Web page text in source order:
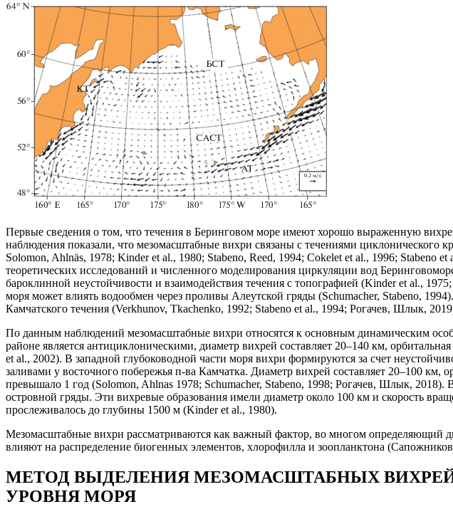
Первые сведения о том, что течения в Беринговом море имеют хорошо выраженную
наблюдения показали, что мезомасштабные вихри связаны с течениями циклонического
Solomon, Ahlnäs, 1978; Kinder et al., 1980; Stabeno, Reed, 1994; Cokelet et al., 1996;
теоретических исследований и численного моделирования циркуляции вод
бароклинной неустойчивости и взаимодействия течения с топографией (Kinder et al.,
моря может влиять водообмен через проливы Алеутской гряды (Schumacher, Stabeno,
Камчатского течения (Verkhunov, Tkachenko, 1992; Stabeno et al., 1994; Рогачев, Шлык,
По данным наблюдений мезомасштабные вихри относятся к основным динамическим
районе является антициклоническими, диаметр вихрей составляет 20–140 км,
et al., 2002). В западной глубоководной части моря вихри формируются за счет
заливами у восточного побережья п-ва Камчатка. Диаметр вихрей составляет 20–100
превышало 1 год (Solomon, Ahlnas 1978; Schumacher, Stabeno, 1998; Рогачев, Шлык,
островной гряды. Эти вихревые образования имели диаметр около 100 км и скорость
прослеживалось до глубины 1500 м (Kinder et al., 1980).
Мезомасштабные вихри рассматриваются как важный фактор, во многом определяющий
влияют на распределение биогенных элементов, хлорофилла и зоопланктона
МЕТОД ВЫДЕЛЕНИЯ МЕЗОМАСШТАБНЫХ
УРОВНЯ МОРЯ